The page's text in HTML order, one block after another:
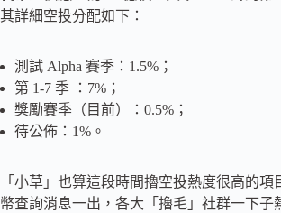
其詳細空投分配如下：
測試 Alpha 賽季：1.5%；
第 1-7 季 ：7%；
獎勵賽季（目前）：0.5%；
待公佈：1%。
「小草」也算這段時間擼空投熱度很高的項
幣查詢消息一出，各大「擼毛」社群一下子